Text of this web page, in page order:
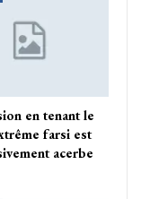
en tenant le
farsi est
acerbe